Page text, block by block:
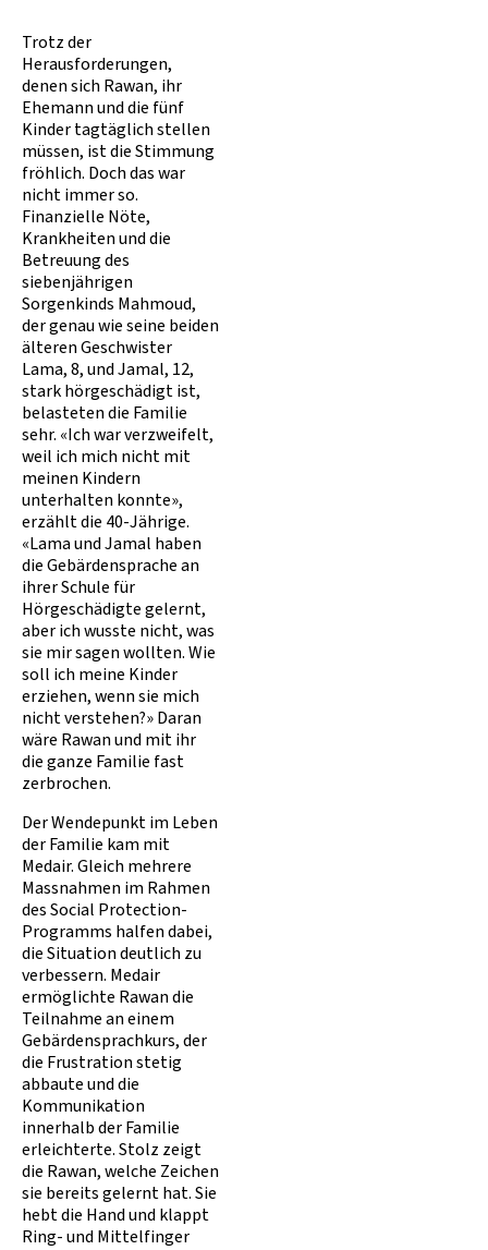
Trotz der
Herausforderungen,
denen sich Rawan, ihr
Ehemann und die fünf
Kinder tagtäglich stellen
müssen, ist die Stimmung
fröhlich. Doch das war
nicht immer so.
Finanzielle Nöte,
Krankheiten und die
Betreuung des
siebenjährigen
Sorgenkinds Mahmoud,
der genau wie seine beiden
älteren Geschwister
Lama, 8, und Jamal, 12,
stark hörgeschädigt ist,
belasteten die Familie
sehr. «Ich war verzweifelt,
weil ich mich nicht mit
meinen Kindern
unterhalten konnte»,
erzählt die 40-Jährige.
«Lama und Jamal haben
die Gebärdensprache an
ihrer Schule für
Hörgeschädigte gelernt,
aber ich wusste nicht, was
sie mir sagen wollten. Wie
soll ich meine Kinder
erziehen, wenn sie mich
nicht verstehen?» Daran
wäre Rawan und mit ihr
die ganze Familie fast
zerbrochen.
Der Wendepunkt im Leben
der Familie kam mit
Medair. Gleich mehrere
Massnahmen im Rahmen
des Social Protection-
Programms halfen dabei,
die Situation deutlich zu
verbessern. Medair
ermöglichte Rawan die
Teilnahme an einem
Gebärdensprachkurs, der
die Frustration stetig
abbaute und die
Kommunikation
innerhalb der Familie
erleichterte. Stolz zeigt
die Rawan, welche Zeichen
sie bereits gelernt hat. Sie
hebt die Hand und klappt
Ring- und Mittelfinger